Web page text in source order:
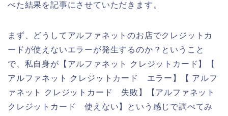
べた結果を記事にさせていただきます。
まず、どうしてアルファネットのお店でクレジットカ
ードが使えないエラーが発生するのか？ということ
で、私自身が【アルファネット クレジットカード】【
アルファネット クレジットカード エラー】【 アルフ
ァネット クレジットカード 失敗】【アルファネット
クレジットカード 使えない】という感じで調べてみ